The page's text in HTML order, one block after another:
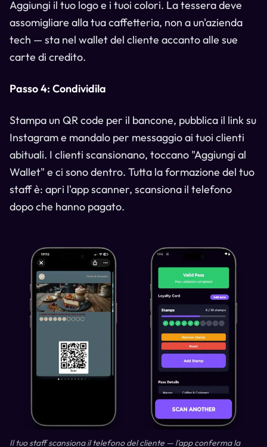
Aggiungi il tuo logo e i tuoi colori. La tessera deve
assomigliare alla tua caffetteria, non a un'azienda
tech — sta nel wallet del cliente accanto alle sue
carte di credito.
Passo 4: Condividila
Stampa un QR code per il bancone, pubblica il link su
Instagram e mandalo per messaggio ai tuoi clienti
abituali. I clienti scansionano, toccano "Aggiungi al
Wallet" e ci sono dentro. Tutta la formazione del tuo
staff è: apri l'app scanner, scansiona il telefono
dopo che hanno pagato.
Il tuo staff scansiona il telefono del cliente — l'app conferma la